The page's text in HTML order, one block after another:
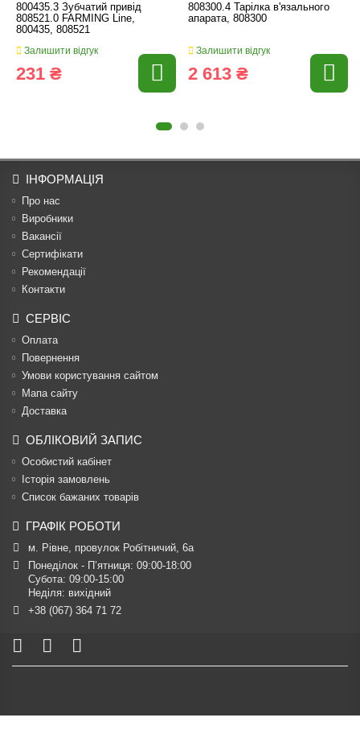
800435.3 Зубчатий привід
808521.0 FARMING Line,
800435, 808521
Залишити відгук
231 ₴
808300.4 Тарілка в'язального
апарата, 808300
Залишити відгук
2 613 ₴
ІНФОРМАЦІЯ
Про нас
Виробники
Вакансії
Сертифікати
Рекомендації
Контакти
СЕРВІС
Оплата
Повернення
Умови користування сайтом
Мапа сайту
Доставка
ОБЛІКОВИЙ ЗАПИС
Особистий кабінет
Історія замовлень
Список бажаних товарів
ГРАФІК РОБОТИ
м. Рівне, провулок Робітничий, 6а
Понеділок - П’ятниця: 09:00-18:00
Субота: 09:00-15:00
Неділя: вихідний
+38 (067) 364 71 72